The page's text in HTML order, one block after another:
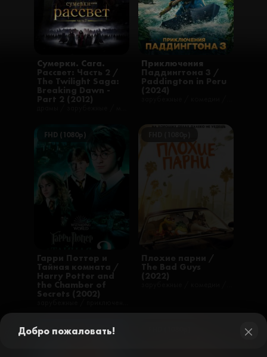
Сумерки. Сага.
Рассвет: Часть 2 /
The Twilight Saga:
Breaking Dawn -
Part 2 (2012)
Приключения
Паддингтона 3 /
Paddington in Peru
(2024)
Гарри Поттер и
Тайная комната /
Harry Potter and
the Chamber of
Secrets (2002)
FHD (1080p)
Плохие парни /
The Bad Guys
(2022)
HD (720p)
Добро пожаловать!